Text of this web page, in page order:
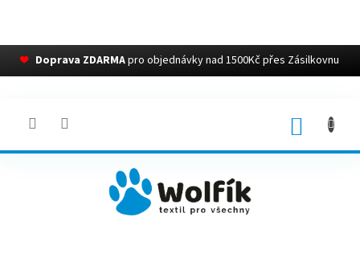
❤ Doprava ZDARMApro objednávky nad 1500Kč přes Zásilkovnu